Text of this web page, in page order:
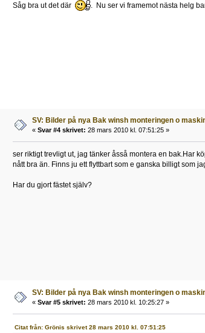
Såg bra ut det där . Nu ser vi framemot nästa helg
SV: Bilder på nya Bak winsh monteringen o
« Svar #4 skrivet: 28 mars 2010 kl. 07:51:25 »
ser riktigt trevligt ut, jag tänker åsså montera en bak.Har
nått bra än. Finns ju ett flyttbart som e ganska billigt som
Har du gjort fästet själv?
SV: Bilder på nya Bak winsh monteringen o
« Svar #5 skrivet: 28 mars 2010 kl. 10:25:27 »
Citat från: Grönis skrivet 28 mars 2010 kl. 07:51:25